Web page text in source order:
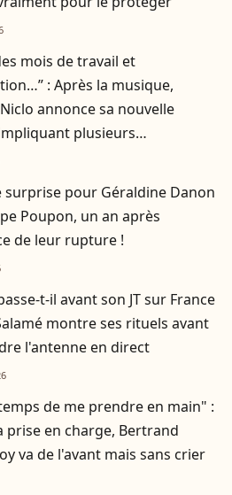
mois de travail et
: Après la musique,
annonce sa nouvelle
plusieurs
surprise pour Géraldine Danon
Poupon, un an après
de leur rupture !
t-il avant son JT sur France
montre ses rituels avant
l'antenne en direct
de me prendre en main" :
prise en charge, Bertrand
va de l'avant mais sans crier